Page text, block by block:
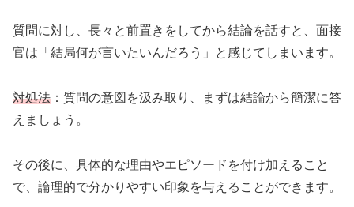
質問に対し、長々と前置きをしてから結論を話すと、面接
官は「結局何が言いたいんだろう」と感じてしまいます。
対処法 ：質問の意図を汲み取り、まずは結論から簡潔に答
えましょう。
その後に、具体的な理由やエピソードを付け加えること
で、論理的で分かりやすい印象を与えることができます。